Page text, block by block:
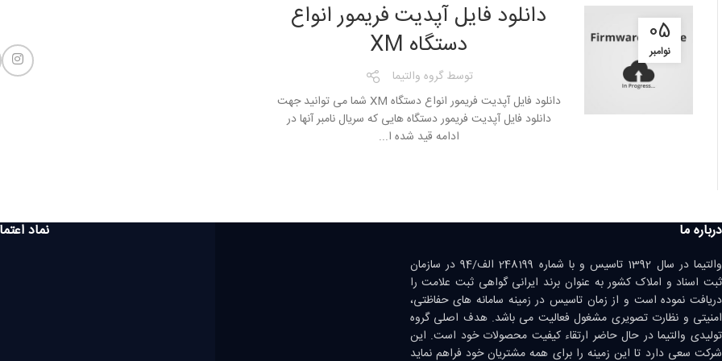
05
نوامبر
دانلود فایل آپدیت فریمور انواع
دستگاه XM
توسط گروه والتیما
دانلود فایل آپدیت فریمور انواع دستگاه XM شما می توانید جهت
دانلود فایل آپدیت فریمور دستگاه هایی که سریال نامبر آنها در
ادامه قید شده ا...
درباره ما
والتیما در سال 1392 تاسیس و با شماره 248199 الف/94 در سازمان
ثبت اسناد و املاک کشور به عنوان برند ایرانی گواهی ثبت علامت را
دریافت نموده است و از زمان تاسیس در زمینه سامانه های حفاظتی،
امنیتی و نظارت تصویری مشغول فعالیت می باشد. هدف اصلی گروه
تولیدی والتیما در حال حاضر ارتقاء کیفیت محصولات خود است. این
شرکت سعی دارد تا این زمینه را برای همه مشتریان خود فراهم نماید
نماد